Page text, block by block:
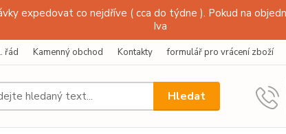
expedovat co nejdříve ( cca do týdne ). Pokud na
Iva
řád Kamenný obchod Kontakty formulář pro vrácení zboží
Hledat